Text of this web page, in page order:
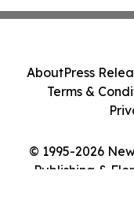
© 1995-2026
Publishing &
AboutPress
Terms &